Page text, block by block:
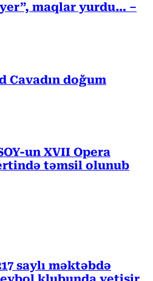
maqlar yurdu… –
doğum
un XVII Opera
təmsil olunub
saylı məktəbdə